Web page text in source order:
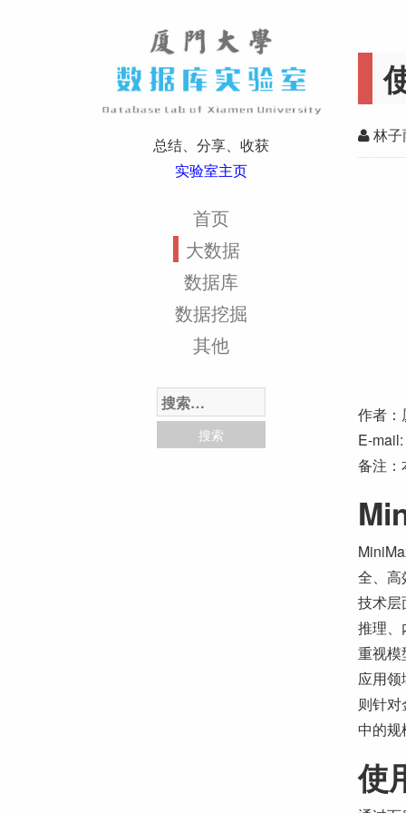
总结、分享、收获
实验室主页
首页
大数据
数据库
数据挖掘
其他
林子
作者：
E-
备注：
全、高
技术层
推理、
重视模
应用
则针
中的
使